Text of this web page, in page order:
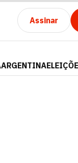
Assinar
ARGENTINA